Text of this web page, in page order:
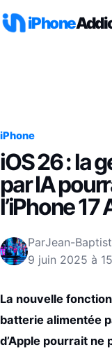
iPhone
iPhone
iOS 26 : la
par IA
l’iPhone 17
ParJean-
9 juin 2025 à
La nouvelle
batterie alimentée
d’Apple pourrait ne